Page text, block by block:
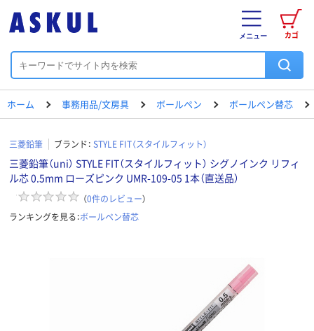
カゴ
メニュー
ホーム 事務用品/文房具 ボールペン ボールペン替芯
三菱鉛筆 ブランド： STYLE FIT（スタイルフィット）
三菱鉛筆（uni） STYLE FIT（スタイルフィット） シグノインク リフィ
ル芯 0.5mm ローズピンク UMR-109-05 1本（直送品）
（0件のレビュー）
ランキングを見る：ボールペン替芯